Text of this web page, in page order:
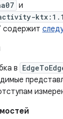
и
содержит
в